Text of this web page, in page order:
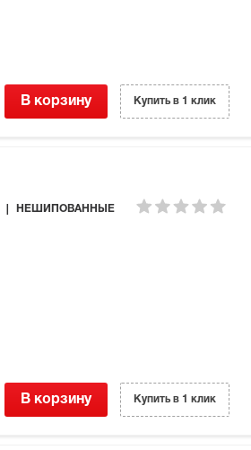
В корзину Купить в 1 клик
НЕШИПОВАННЫЕ
В корзину Купить в 1 клик